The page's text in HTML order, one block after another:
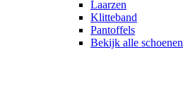
Laarzen
Klitteband
Pantoffels
Bekijk alle schoenen